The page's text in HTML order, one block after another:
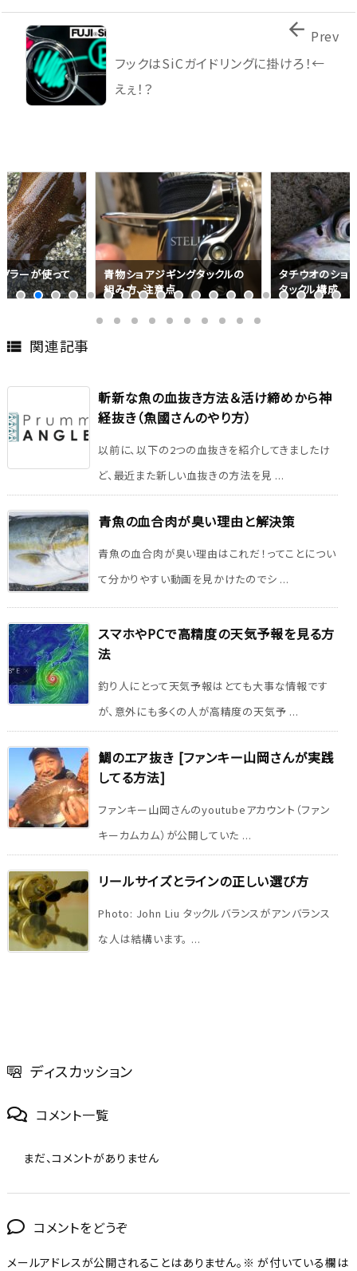
フックはSiCガイドリングに掛けろ！←
えぇ！？
 Prev
ラーが使って
青物ショアジギングタックルの
組み方、注意点
タチウオのショ
タックル構成
 関連記事
斬新な魚の血抜き方法＆活け締めから神
経抜き（魚國さんのやり方）
以前に、以下の2つの血抜きを紹介してきましたけ
ど、最近また新しい血抜きの方法を見 ...
青魚の血合肉が臭い理由と解決策
青魚の血合肉が臭い理由はこれだ！ってことについ
て分かりやすい動画を見かけたのでシ ...
スマホやPCで高精度の天気予報を見る方
法
釣り人にとって天気予報はとても大事な情報です
が、意外にも多くの人が高精度の天気予 ...
鯛のエア抜き [ファンキー山岡さんが実践
してる方法]
ファンキー山岡さんのyoutubeアカウント（ファン
キーカムカム）が公開していた ...
リールサイズとラインの正しい選び方
Photo: John Liu タックルバランスがアンバランス
な人は結構います。 ...
ディスカッション
コメント一覧
まだ、コメントがありません
コメントをどうぞ
メールアドレスが公開されることはありません。 ※ が付いている欄は